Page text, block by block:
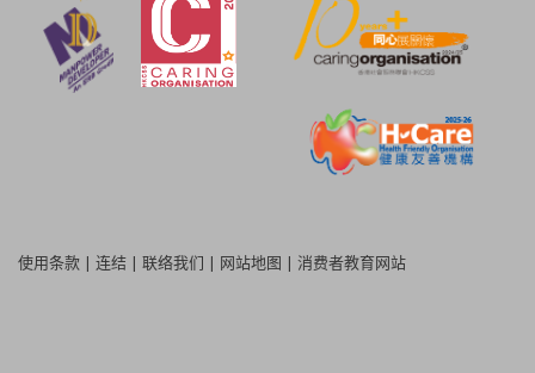
使用条款 | 连结 | 联络我们 | 网站地图 | 消费者教育网站